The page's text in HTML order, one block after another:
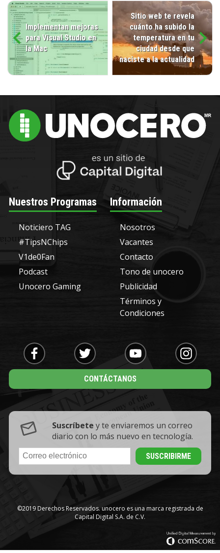
Implementan mejoras
para Visual Studio en
la Mac
Sitio web te revela
cuánto ha subido la
temperatura en tu
ciudad desde que
naciste a la actualidad
Nuestros Programas
Noticiero TAG
#TipsNChips
V1de0Fan
Podcast
Unocero Gaming
Información
Nosotros
Vacantes
Contacto
Tono de unocero
Publicidad
Términos y
Condiciones
CONTÁCTANOS
Suscríbete y te enviaremos un correo
diario con lo más nuevo en tecnología.
©2019 Derechos Reservados. unocero es una marca registrada de
Capital Digital S.A. de C.V.